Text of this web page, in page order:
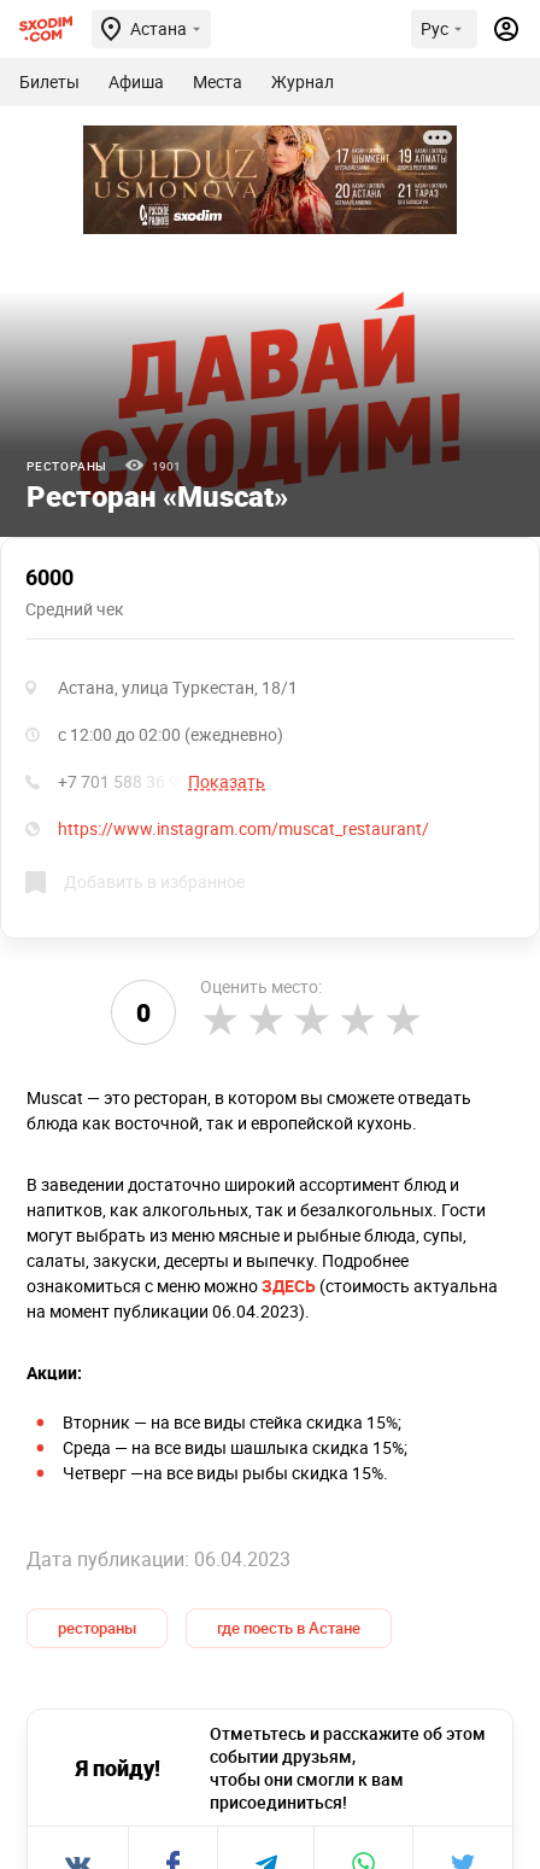
Астана Рус
Билеты Афиша Места Журнал
РЕСТОРАНЫ 1901
Ресторан «Muscat»
6000
Средний чек
Астана, улица Туркестан, 18/1
с 12:00 до 02:00 (ежедневно)
+7 701 588 36 95 Показать
https://www.instagram.com/muscat_restaurant/
Добавить в избранное
0
Оценить место:
Muscat — это ресторан, в котором вы сможете отведать
блюда как восточной, так и европейской кухонь.
В заведении достаточно широкий ассортимент блюд и
напитков, как алкогольных, так и безалкогольных. Гости
могут выбрать из меню мясные и рыбные блюда, супы,
салаты, закуски, десерты и выпечку. Подробнее
ознакомиться с меню можноЗДЕСЬ (стоимость актуальна
на момент публикации 06.04.2023).
Акции:
Вторник — на все виды стейка скидка 15%;
Среда — на все виды шашлыка скидка 15%;
Четверг —на все виды рыбы скидка 15%.
Дата публикации: 06.04.2023
рестораны где поесть в Астане
Я пойду!
Отметьтесь и расскажите об этом
событии друзьям,
чтобы они смогли к вам
присоединиться!